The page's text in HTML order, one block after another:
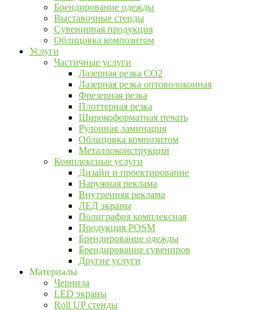
Брендирование одежды
Выставочные стенды
Сувенирная продукция
Облицовка композитом
Услуги
Частичные услуги
Лазерная резка CO2
Лазерная резка оптоволоконная
Фрезерная резка
Плоттерная резка
Широкоформатная печать
Рулонная ламинация
Облицовка композитом
Металлоконструкции
Комплексные услуги
Дизайн и проектирование
Наружная реклама
Внутренняя реклама
ЛЕД экраны
Полиграфия комплексная
Продукция POSM
Брендирование одежды
Брендирование сувениров
Другие услуги
Материалы
Чернила
LED экраны
Roll UP стенды